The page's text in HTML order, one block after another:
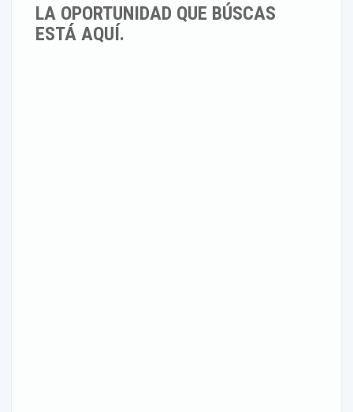
LA OPORTUNIDAD QUE BÚSCAS
ESTÁ AQUÍ.